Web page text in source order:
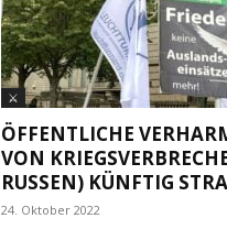
⚔
ÖFF­ENT­LICHE
VON
RUSSEN) KÜNFTIG
24. Oktober 2022